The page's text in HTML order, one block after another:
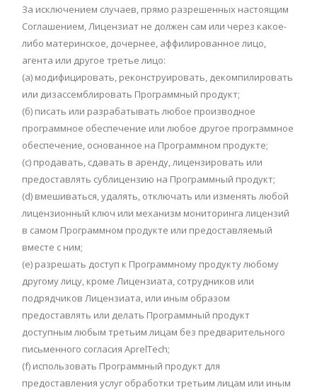
За исключением случаев, прямо разрешенных настоящим
Соглашением, Лицензиат не должен сам или через какое-
либо материнское, дочернее, аффилированное лицо,
агента или другое третье лицо:
(а) модифицировать, реконструировать, декомпилировать
или дизассемблировать Программный продукт;
(б) писать или разрабатывать любое производное
программное обеспечение или любое другое программное
обеспечение, основанное на Программном продукте;
(c) продавать, сдавать в аренду, лицензировать или
предоставлять сублицензию на Программный продукт;
(d) вмешиваться, удалять, отключать или изменять любой
лицензионный ключ или механизм мониторинга лицензий
в самом Программном продукте или предоставляемый
вместе с ним;
(e) разрешать доступ к Программному продукту любому
другому лицу, кроме Лицензиата, сотрудников или
подрядчиков Лицензиата, или иным образом
предоставлять или делать Программный продукт
доступным любым третьим лицам без предварительного
письменного согласия AprelTech;
(f) использовать Программный продукт для
предоставления услуг обработки третьим лицам или иным